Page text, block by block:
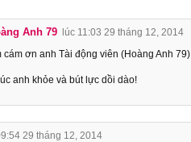
Anh 79 lúc 11:03 29 tháng 12, 2014
cám ơn anh Tài động viên (Hoàng Anh 79)
anh khỏe và bút lực dồi dào!
29 tháng 12, 2014